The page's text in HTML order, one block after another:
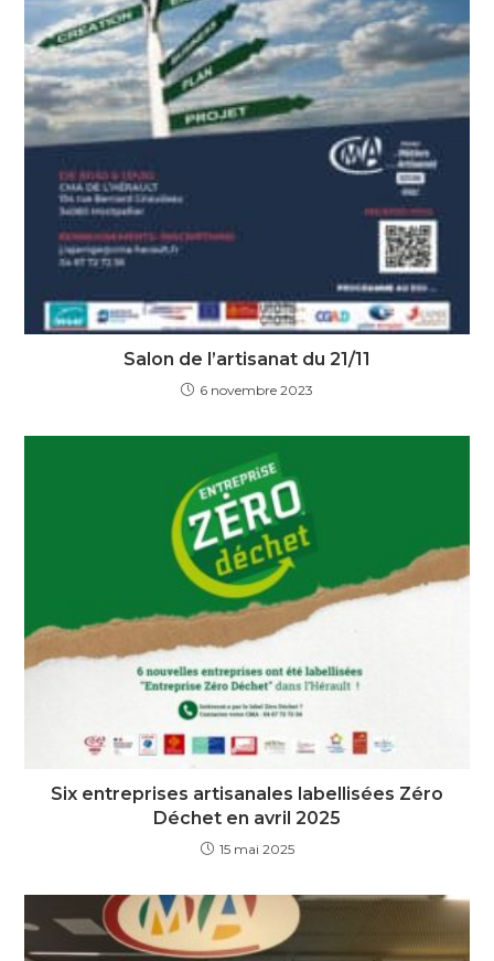
Salon de l’artisanat du 21/11
6 novembre 2023
Six entreprises artisanales labellisées Zéro
Déchet en avril 2025
15 mai 2025